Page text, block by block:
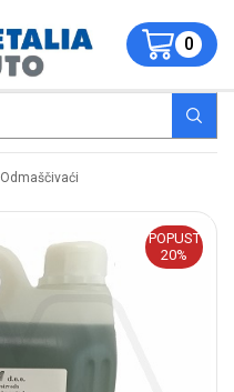
0
Odmaščivaći
POPUST
20%